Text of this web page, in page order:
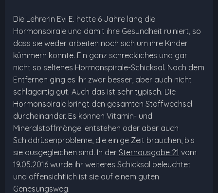
Die Lehrerin Evi E. hatte 6 Jahre lang die
Hormonspirale und damit ihre Gesundheit ruiniert, so
dass sie weder arbeiten noch sich um ihre Kinder
kümmern konnte. Ein ganz schreckliches und gar
nicht so seltenes Hormonspirale-Schicksal. Nach dem
Entfernen ging es ihr zwar besser, aber auch nicht
schlagartig gut. Auch das ist sehr typisch. Die
Hormonspirale bringt den gesamten Stoffwechsel
durcheinander. Es können Vitamin- und
Mineralstoffmängel entstehen oder aber auch
Schiddrüsenprobleme, die einige Zeit brauchen, bis
sie ausgegleichen sind. In der Sternausgabe 21 vom
19.05.2016 wurde ihr weiteres Schicksal beleuchtet
und offensichtlich ist sie auf einem guten
Genesungsweg.